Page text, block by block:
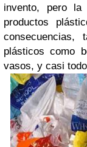
invento, pero
productos
plásticos como
vasos, y casi